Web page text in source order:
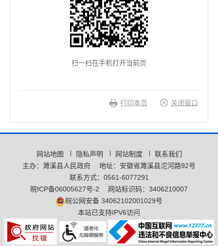
扫一扫在手机打开当前页
打印本页 关闭窗口
网站地图 隐私声明 网站制度
联系我们
主办：濉溪县人民政府
地址：安徽省濉溪县沱河路92号
联系方式：0561-6077291
皖ICP备06005627号-2
网站标识码：3406210007
皖公网安备 34062102001029号
本站已支持IPV6访问